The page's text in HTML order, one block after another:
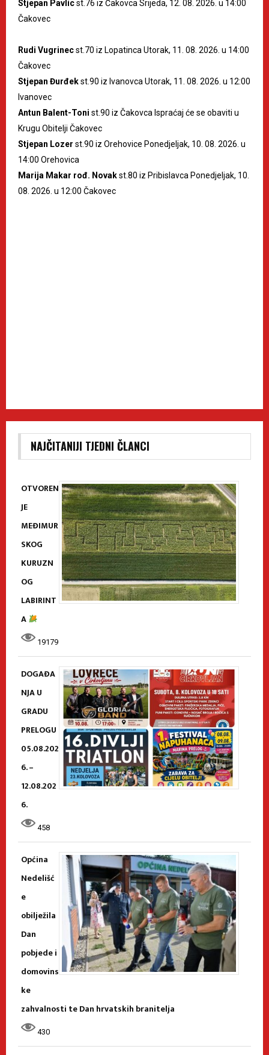
Stjepan Pavlicst.76 iz Čakovca Srijeda, 12. 08. 2026. u 14:00
Čakovec
Rudi Vugrinecst.70 iz Lopatinca Utorak, 11. 08. 2026. u 14:00
Čakovec
Stjepan Đurđekst.90 iz Ivanovca Utorak, 11. 08. 2026. u 12:00
Ivanovec
Antun Balent-Toni st.90 iz Čakovca Ispraćaj će se obaviti u
Krugu Obitelji Čakovec
Stjepan Lozer st.90 iz Orehovice Ponedjeljak, 10. 08. 2026. u
14:00 Orehovica
Marija Makar rođ. Novakst.80 iz Pribislavca Ponedjeljak, 10.
08. 2026. u 12:00 Čakovec
NAJČITANIJI TJEDNI ČLANCI
OTVOREN
JE
MEĐIMUR
SKOG
KURUZN
OG
LABIRINT
A
19179
DOGAĐA
NJA U
GRADU
PRELOGU
05.08.202
6. –
12.08.202
6.
458
Općina
Nedelišć
e
obilježila
Dan
pobjede i
domovins
ke
zahvalnosti te Dan hrvatskih branitelja
430